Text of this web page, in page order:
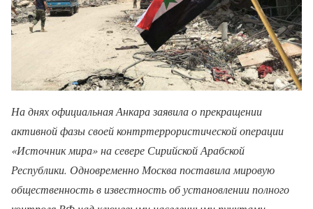
На днях официальная Анкара заявила о прекращении
активной фазы своей контртеррористической операции
«Источник мира» на севере Сирийской Арабской
Республики. Одновременно Москва поставила мировую
общественность в известность об установлении полного